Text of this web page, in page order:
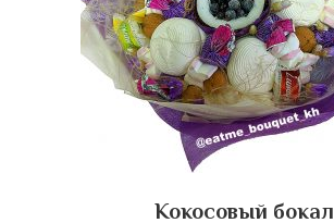
Кокосовый бокал